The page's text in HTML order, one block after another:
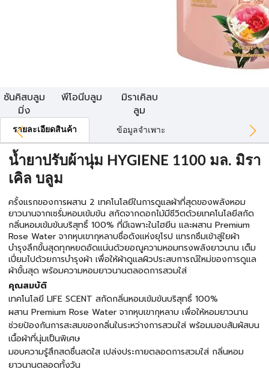
ซันคิสบลูม
มิ่ง
พีโอนีบลูม
มิราเคิลบ
ลูม
รายละเอียดสินค้า ข้อมูลจำเพาะ
น้ำยาปรับผ้านุ่ม HYGIENE 1100 มล. มิรา
เคิล บลูม
ครั้งแรกของการผสาน 2 เทคโนโลยีในการดูแลผ้าที่สุดของพลังหอม
ยาวนานจากเซรั่มหอมเข้มข้น สกัดจากดอกไม้มีชีวิตด้วยเทคโนโลยีสกัด
กลิ่นหอมเข้มข้นบริสุทธิ์ 100% ที่มีเฉพาะในไฮยีน และผสาน Premium
Rose Water จากหุบเขากุหลาบชื่อดังแห่งยุโรป แทรกซึมเข้าสู่ใยผ้า
บำรุงลึกขั้นสุดทุกหยดอัดแน่นด้วยอณูความหอมทรงพลังยาวนาน เต็ม
เปี่ยมไปด้วยการบำรุงผ้า เพื่อให้ผ้าดูแลผิวประสบการณ์ใหม่ของการดูแล
ผ้าขั้นสุด พร้อมความหอมยาวนานตลอดการสวมใส่
คุณสมบัติ
เทคโนโลยี LIFE SCENT สกัดกลิ่นหอมเข้มข้นบริสุทธิ์ 100%
ผสาน Premium Rose Water จากหุบเขากุหลาบ เพื่อให้หอมยาวนาน
ช่วยป้องกันการสะสมของกลิ่นในระหว่างการสวมใส่ พร้อมมอบสัมผัสบน
เนื้อผ้าที่นุ่มเป็นพิเศษ
มอบความรู้สึกสดชื่นสดใส เปล่งประกายตลอดการสวมใส่ กลิ่นหอม
ยาวนานตลอดทั้งวัน